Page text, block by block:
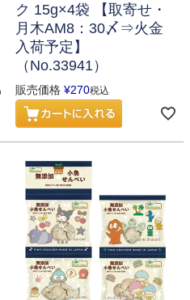
ク 15g×4袋 【取寄せ・
月木AM8：30〆⇒火金
入荷予定】
（No.33941）
販売価格 ¥270税込